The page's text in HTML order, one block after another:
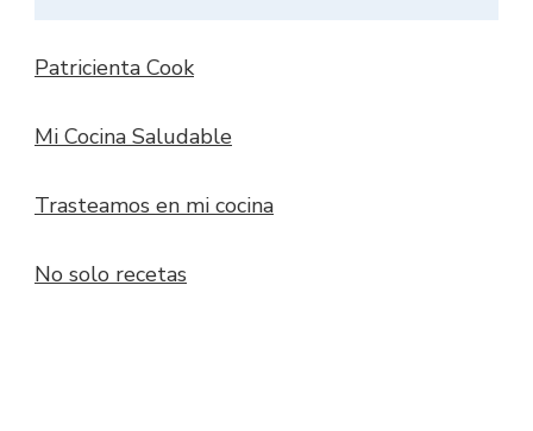
Patricienta Cook
Mi Cocina Saludable
Trasteamos en mi cocina
No solo recetas